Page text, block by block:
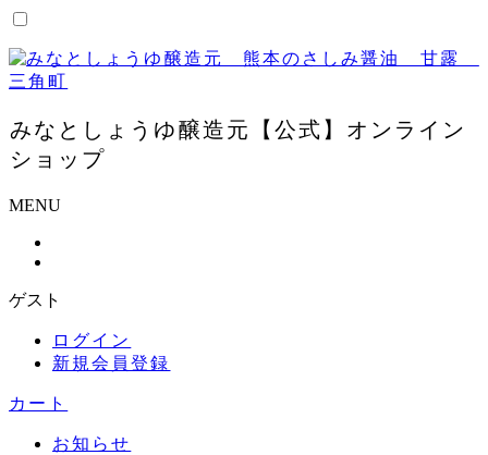
コ
テ
ン
に
ス
ッ
みなとしょうゆ醸造元【公式】オンライン
ショップ
MENU
ゲスト
ログイン
新規会員登録
カート
お知らせ